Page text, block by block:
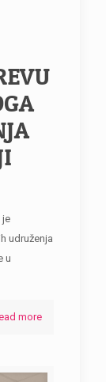
je
udruženja
u
more